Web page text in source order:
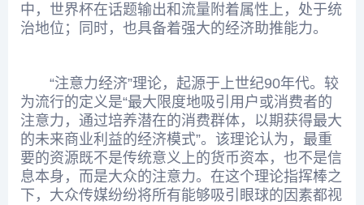
中，世界杯在话题输出和流量附着属性上，处于统
治地位；同时，也具备着强大的经济助推能力。
“注意力经济”理论，起源于上世纪90年代。较
为流行的定义是“最大限度地吸引用户或消费者的
注意力，通过培养潜在的消费群体，以期获得最大
的未来商业利益的经济模式”。该理论认为，最重
要的资源既不是传统意义上的货币资本，也不是信
息本身，而是大众的注意力。在这个理论指挥棒之
下，大众传媒纷纷将所有能够吸引眼球的因素都视